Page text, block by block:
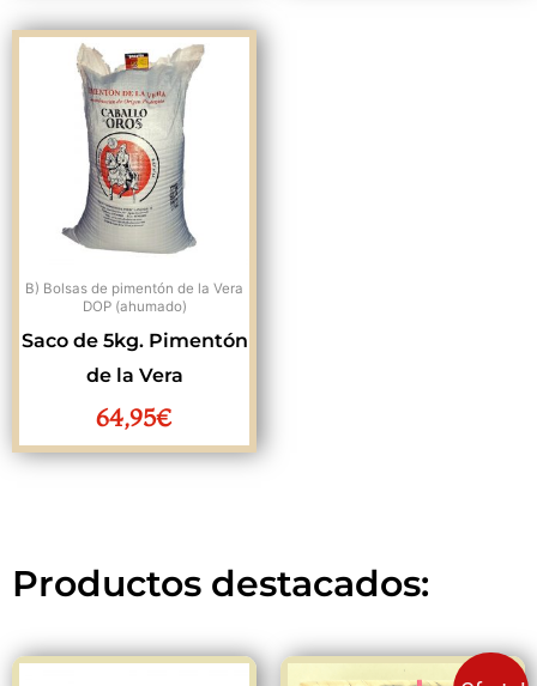
B) Bolsas de pimentón de la Vera
DOP (ahumado)
Saco de 5kg. Pimentón
de la Vera
64,95€
Productos destacados:
El El